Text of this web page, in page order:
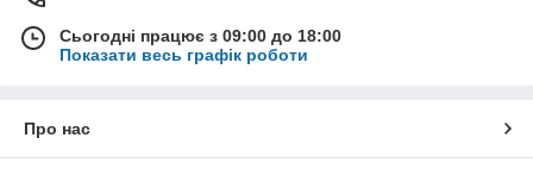
Сьогодні працює з 09:00 до 18:00
Показати весь графік роботи
Про нас